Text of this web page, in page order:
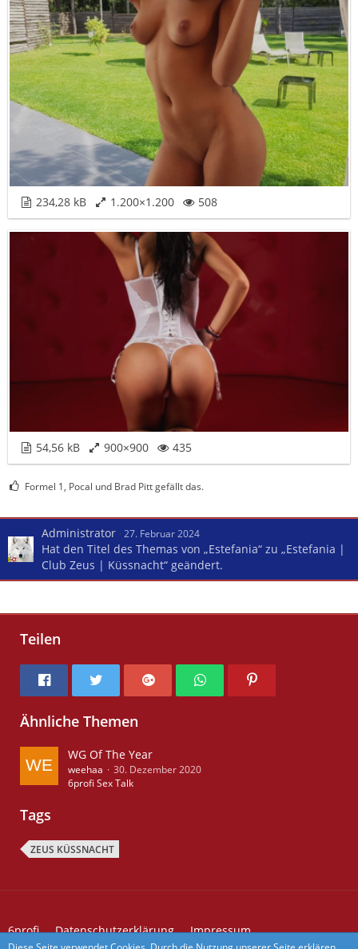
234,28 kB 1.200×1.200 508
54,56 kB 900×900 435
Formel 1, Pocal und Brad Pitt gefällt das.
Administrator 27. Februar 2024
Hat den Titel des Themas von „Estefania“ zu „Estefania |
Club Zeus | Küssnacht“ geändert.
Teilen
Ähnliche Themen
WG Of The Year
weehaa
30. Dezember 2020
6profi Sex Talk
Tags
ZEUS KÜSSNACHT
6profi Datenschutzerklärung
Impressum